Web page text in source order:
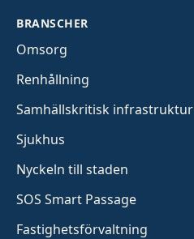
BRANSCHER
Omsorg
Renhållning
Samhällskritisk infrastruktur
Sjukhus
Nyckeln till staden
SOS Smart Passage
Fastighetsförvaltning